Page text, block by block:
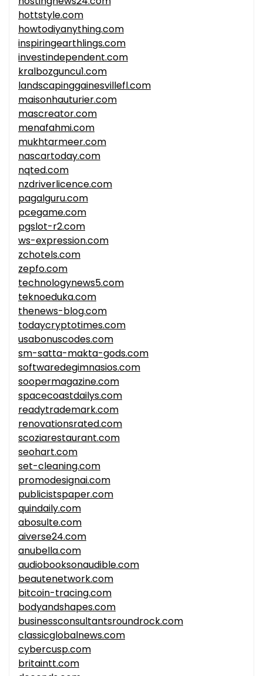
hottstyle.com
howtodiyanything.com
inspiringearthlings.com
investindependent.com
kralbozguncu1.com
landscapinggainesvillefl.com
maisonhauturier.com
mascreator.com
menafahmi.com
mukhtarmeer.com
nascartoday.com
nqted.com
nzdriverlicence.com
pagalguru.com
pcegame.com
pgslot-r2.com
ws-expression.com
zchotels.com
zepfo.com
technologynews5.com
teknoeduka.com
thenews-blog.com
todaycryptotimes.com
usabonuscodes.com
sm-satta-makta-gods.com
softwaredegimnasios.com
soopermagazine.com
spacecoastdailys.com
readytrademark.com
renovationsrated.com
scoziarestaurant.com
seohart.com
set-cleaning.com
promodesignai.com
publicistspaper.com
quindaily.com
abosulte.com
aiverse24.com
anubella.com
audiobooksonaudible.com
beautenetwork.com
bitcoin-tracing.com
bodyandshapes.com
businessconsultantsroundrock.com
classicglobalnews.com
cybercusp.com
britaintt.com